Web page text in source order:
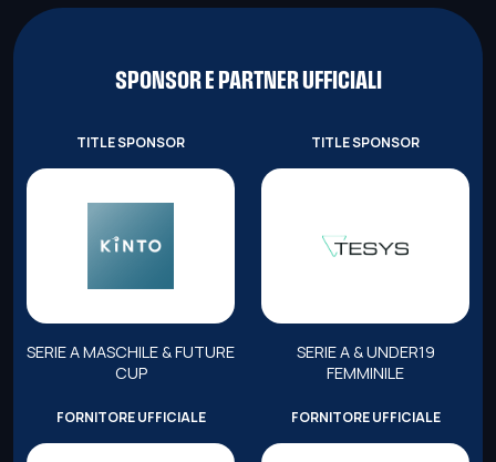
SPONSOR E PARTNER UFFICIALI
TITLE SPONSOR
SERIE A MASCHILE & FUTURE
CUP
TITLE SPONSOR
SERIE A & UNDER19
FEMMINILE
FORNITORE UFFICIALE FORNITORE UFFICIALE